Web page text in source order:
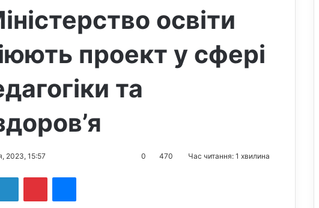
освіти
проект у сфері
та
2023, 15:57 0 470 Час читання: 1 хвилина